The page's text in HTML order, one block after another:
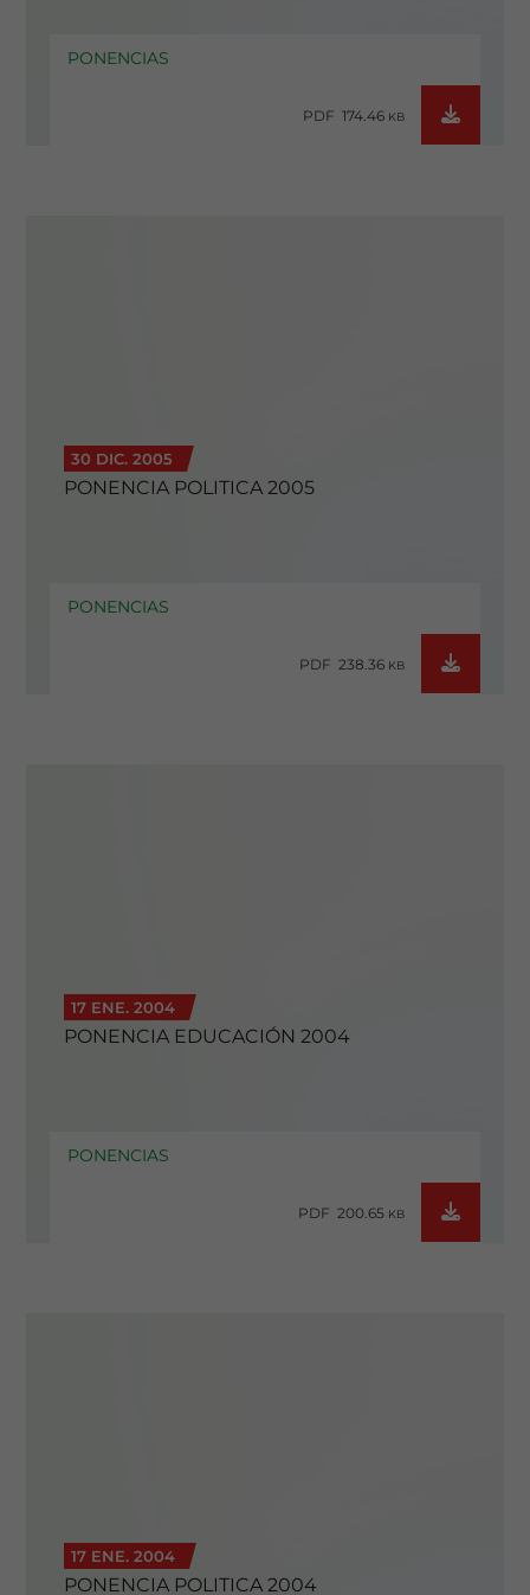
PONENCIAS
PDF 174.46 KB
30 DIC. 2005
PONENCIA POLITICA 2005
PONENCIAS
PDF 238.36 KB
17 ENE. 2004
PONENCIA EDUCACIÓN 2004
PONENCIAS
PDF 200.65 KB
17 ENE. 2004
PONENCIA POLITICA 2004